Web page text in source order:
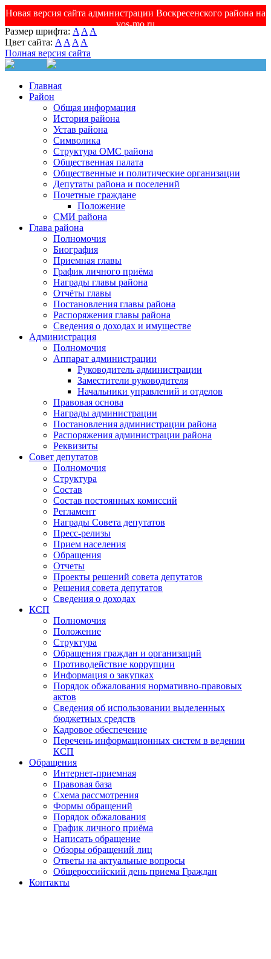
Новая версия сайта администрации Воскресенского района на
vos-mo.ru
Размер шрифта: A A A
Цвет сайта: A A A A
Полная версия сайта
Главная
Район
Общая информация
История района
Устав района
Символика
Структура ОМС района
Общественная палата
Общественные и политические организации
Депутаты района и поселений
Почетные граждане
Положение
СМИ района
Глава района
Полномочия
Биография
Приемная главы
График личного приёма
Награды главы района
Отчёты главы
Постановления главы района
Распоряжения главы района
Сведения о доходах и имуществе
Администрация
Полномочия
Аппарат администрации
Руководитель администрации
Заместители руководителя
Начальники управлений и отделов
Правовая основа
Награды администрации
Постановления администрации района
Распоряжения администрации района
Реквизиты
Совет депутатов
Полномочия
Структура
Состав
Состав постоянных комиссий
Регламент
Награды Совета депутатов
Пресс-релизы
Прием населения
Обращения
Отчеты
Проекты решений совета депутатов
Решения совета депутатов
Сведения о доходах
КСП
Полномочия
Положение
Структура
Обращения граждан и организаций
Противодействие коррупции
Информация о закупках
Порядок обжалования нормативно-правовых
актов
Сведения об использовании выделенных
бюджетных средств
Кадровое обеспечение
Перечень информационных систем в ведении
КСП
Обращения
Интернет-приемная
Правовая база
Схема рассмотрения
Формы обращений
Порядок обжалования
График личного приёма
Написать обращение
Обзоры обращений лиц
Ответы на актуальные вопросы
Общероссийский день приема Граждан
Контакты